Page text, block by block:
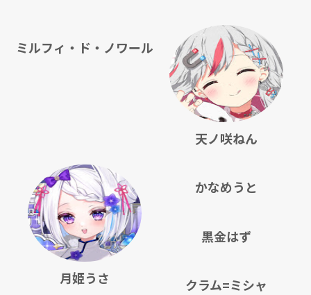
ミルフィ・ド・ノワール
天ノ咲ねん
月姫うさ
かなめうと
黒金はず
クラム=ミシャ